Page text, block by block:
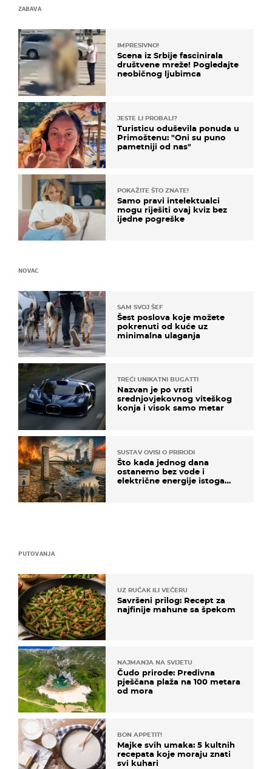
ZABAVA
IMPRESIVNO!
Scena iz Srbije fascinirala
društvene mreže! Pogledajte
neobičnog ljubimca
JESTE LI PROBALI?
Turisticu oduševila ponuda u
Primoštenu: "Oni su puno
pametniji od nas"
POKAŽITE ŠTO ZNATE!
Samo pravi intelektualci
mogu riješiti ovaj kviz bez
ijedne pogreške
PUTOVANJA
UZ RUČAK ILI VEČERU
Savršeni prilog: Recept za
najfinije mahune sa špekom
NAJMANJA NA SVIJETU
Čudo prirode: Predivna
pješčana plaža na 100 metara
od mora
BON APPETIT!
Majke svih umaka: 5 kultnih
recepata koje moraju znati
svi kuhari
NOVAC
SAM SVOJ ŠEF
Šest poslova koje možete
pokrenuti od kuće uz
minimalna ulaganja
TREĆI UNIKATNI BUGATTI
Nazvan je po vrsti
srednjovjekovnog viteškog
konja i visok samo metar
SUSTAV OVISI O PRIRODI
Što kada jednog dana
ostanemo bez vode i
električne energije istoga